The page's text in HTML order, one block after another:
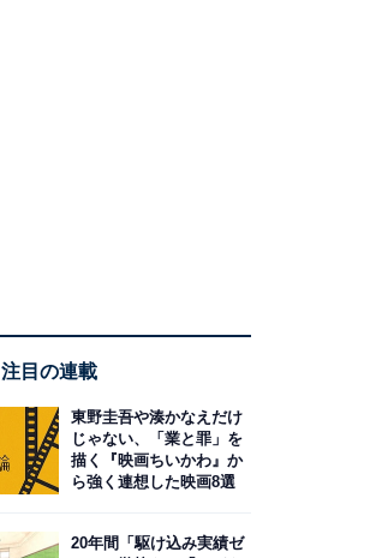
注目の連載
東野圭吾や湊かなえだけ
じゃない、「業と罪」を
描く『映画ちいかわ』か
ら強く連想した映画8選
20年間「駆け込み実績ゼ